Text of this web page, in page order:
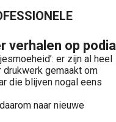
verhalen op podia
er zijn al heel
gemaakt om
die blijven nogal eens
naar nieuwe